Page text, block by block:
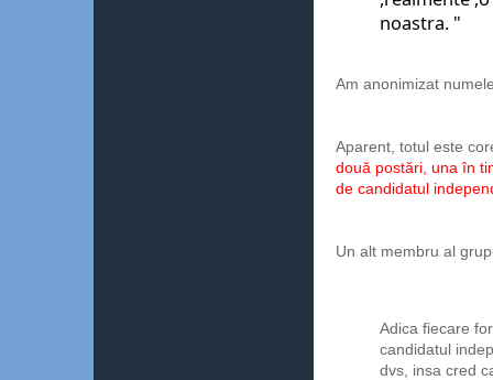
noastra. "
Am anonimizat
Aparent, totul este
două postări, una în
de candidatul
Un alt membru al
Adica fiecare
candidatul
dvs, insa cred